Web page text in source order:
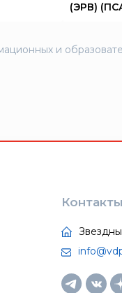
(ЭРВ)
и
Контакты